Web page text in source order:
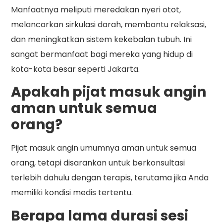
Manfaatnya meliputi meredakan nyeri otot,
melancarkan sirkulasi darah, membantu relaksasi,
dan meningkatkan sistem kekebalan tubuh. Ini
sangat bermanfaat bagi mereka yang hidup di
kota-kota besar seperti Jakarta.
Apakah pijat masuk angin
aman untuk semua
orang?
Pijat masuk angin umumnya aman untuk semua
orang, tetapi disarankan untuk berkonsultasi
terlebih dahulu dengan terapis, terutama jika Anda
memiliki kondisi medis tertentu.
Berapa lama durasi sesi